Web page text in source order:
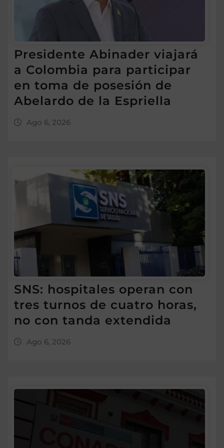
Presidente Abinader viajará
a Colombia para participar
en toma de posesión de
Abelardo de la Espriella
Ago 6, 2026
SNS: hospitales operan con
tres turnos de cuatro horas,
no con tanda extendida
Ago 6, 2026